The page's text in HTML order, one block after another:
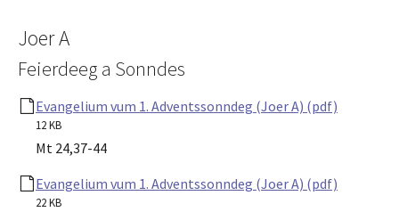
Joer A
Feierdeeg a Sonndes
Evangelium vum 1. Adventssonndeg (Joer A) (pdf)
12 KB
Mt 24,37-44
Evangelium vum 1. Adventssonndeg (Joer A) (pdf)
22 KB